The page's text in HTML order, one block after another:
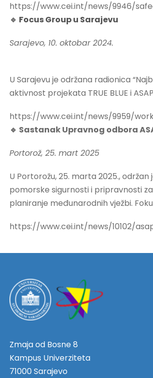
https://www.cei.int/news/9946/
🔹 Focus Group u Sarajevu
Sarajevo, 10. oktobar 2024.
U Sarajevu je održana radionica
aktivnost projekata TRUE BLUE i
https://www.cei.int/news/9959/
🔹 Sastanak Upravnog odbora
Portorož, 25. mart 2025
U Portorožu, 25. marta 2025.,
pomorske sigurnosti i pripravnosti
planiranje međunarodnih vježbi.
https://www.cei.int/news/10102/
Zmaja od Bosne 8
Kampus Univerziteta
71000 Sarajevo